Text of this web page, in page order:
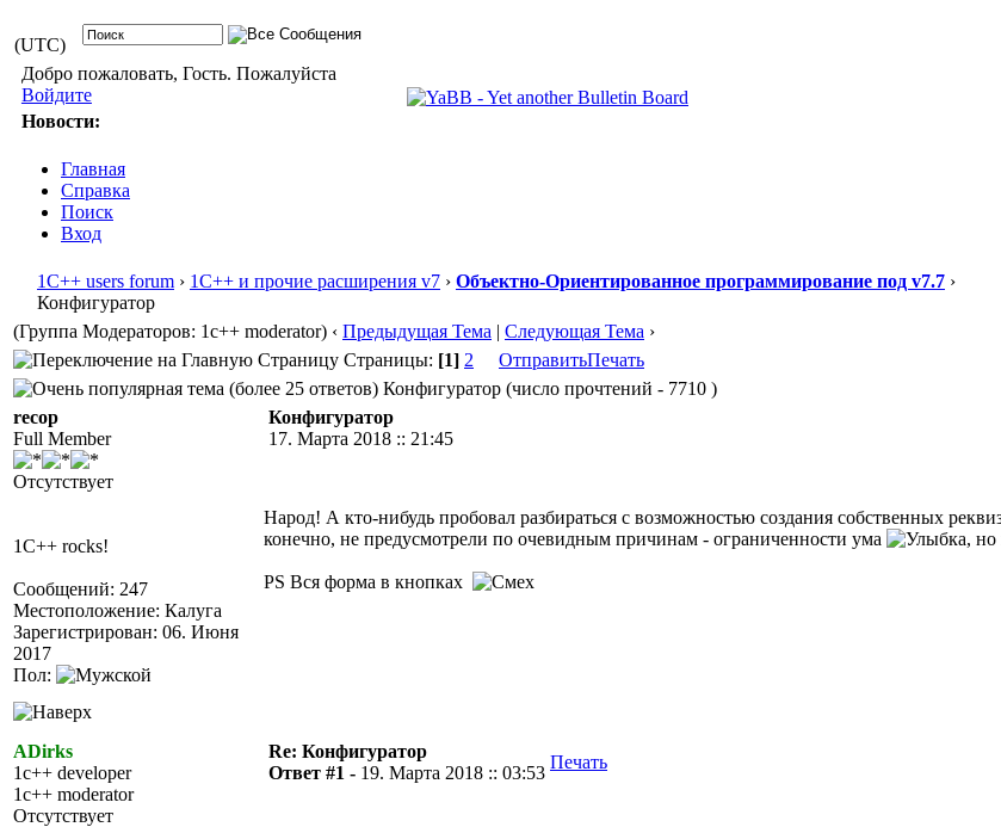
(UTC)
Добро пожаловать, Гость. Пожалуйста
Войдите
Новости:
Главная
Справка
Поиск
Вход
1С++ users forum › 1С++ и прочие расширения v7 › Объектно-Ориентированное программирование под v7.7 ›
Конфигуратор
(Группа Модераторов: 1c++ moderator) ‹ Предыдущая Тема | Следующая Тема ›
Страницы: [1] 2 ОтправитьПечать
Конфигуратор (число прочтений - 7710 )
recop
Full Member
Отсутствует
1C++ rocks!
Сообщений: 247
Местоположение: Калуга
Зарегистрирован: 06. Июня
2017
Пол:
Конфигуратор
17. Марта 2018 :: 21:45
Народ! А кто-нибудь пробовал разбираться с возможностью создания собственных
конечно, не предусмотрели по очевидным причинам - ограниченности ума
, но
PS Вся форма в кнопках
ADirks
1c++ developer
1c++ moderator
Отсутствует
Re: Конфигуратор
Ответ #1 - 19. Марта 2018 :: 03:53
Печать